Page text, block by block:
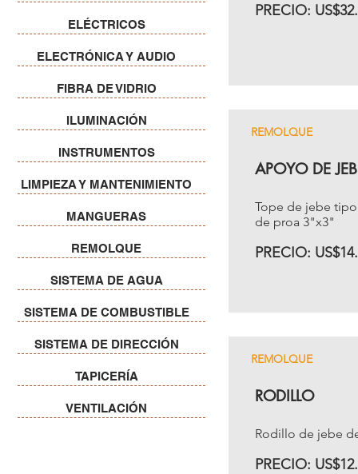
ELÉCTRICOS
ELECTRÓNICA Y AUDIO
FIBRA DE VIDRIO
ILUMINACIÓN
INSTRUMENTOS
LIMPIEZA Y MANTENIMIENTO
MANGUERAS
REMOLQUE
SISTEMA DE AGUA
SISTEMA DE COMBUSTIBLE
SISTEMA DE DIRECCIÓN
TAPICERÍA
VENTILACIÓN
PRECIO:
REMOLQUE
APOYO DE
Tope de jebe
de proa 3"x3"
PRECIO:
REMOLQUE
RODILLO
Rodillo de jebe
PRECIO: